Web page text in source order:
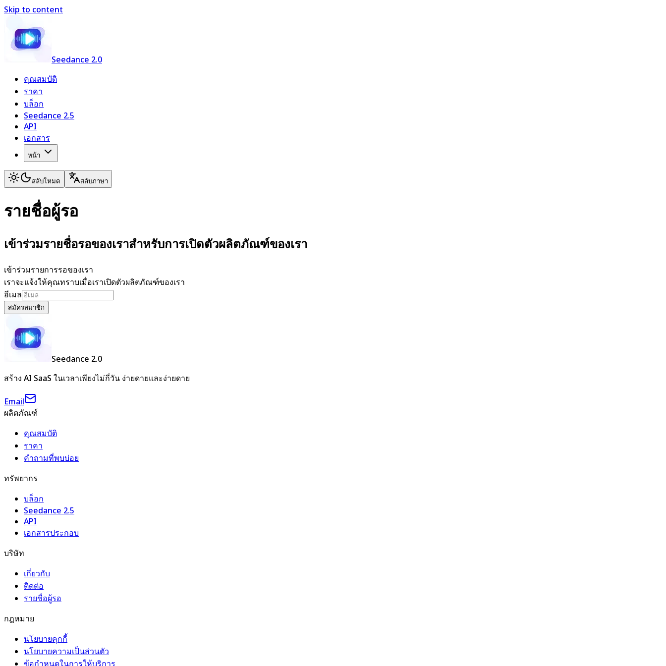
Skip to content
Seedance 2.0
คุณสมบัติ
ราคา
บล็อก
Seedance 2.5
API
เอกสาร
หน้า
สลับโหมด สลับภาษา
รายชื่อผู้รอ
เข้าร่วมรายชื่อรอของเราสำหรับการเปิดตัวผลิตภัณฑ์ของเรา
เข้าร่วมรายการรอของเรา
เราจะแจ้งให้คุณทราบเมื่อเราเปิดตัวผลิตภัณฑ์ของเรา
อีเมล
สมัครสมาชิก
Seedance 2.0
สร้าง AI SaaS ในเวลาเพียงไม่กี่วัน ง่ายดายและง่ายดาย
Email
ผลิตภัณฑ์
คุณสมบัติ
ราคา
คำถามที่พบบ่อย
ทรัพยากร
บล็อก
Seedance 2.5
API
เอกสารประกอบ
บริษัท
เกี่ยวกับ
ติดต่อ
รายชื่อผู้รอ
กฎหมาย
นโยบายคุกกี้
นโยบายความเป็นส่วนตัว
ข้อกำหนดในการให้บริการ